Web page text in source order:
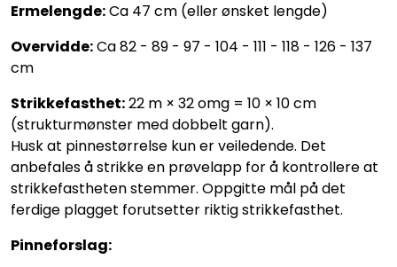
Ermelengde:Ca 47 cm (eller ønsket lengde)
Overvidde:Ca 82 - 89 - 97 - 104 - 111 - 118 - 126 - 137
cm
Strikkefasthet:22 m × 32 omg = 10 × 10 cm
(strukturmønster med dobbelt garn).
Husk at pinnestørrelse kun er veiledende. Det
anbefales å strikke en prøvelapp for å kontrollere at
strikkefastheten stemmer. Oppgitte mål på det
ferdige plagget forutsetter riktig strikkefasthet.
Pinneforslag: